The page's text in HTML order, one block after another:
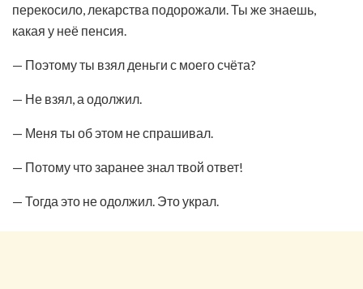
перекосило, лекарства подорожали. Ты же знаешь,
какая у неё пенсия.
— Поэтому ты взял деньги с моего счёта?
— Не взял, а одолжил.
— Меня ты об этом не спрашивал.
— Потому что заранее знал твой ответ!
— Тогда это не одолжил. Это украл.